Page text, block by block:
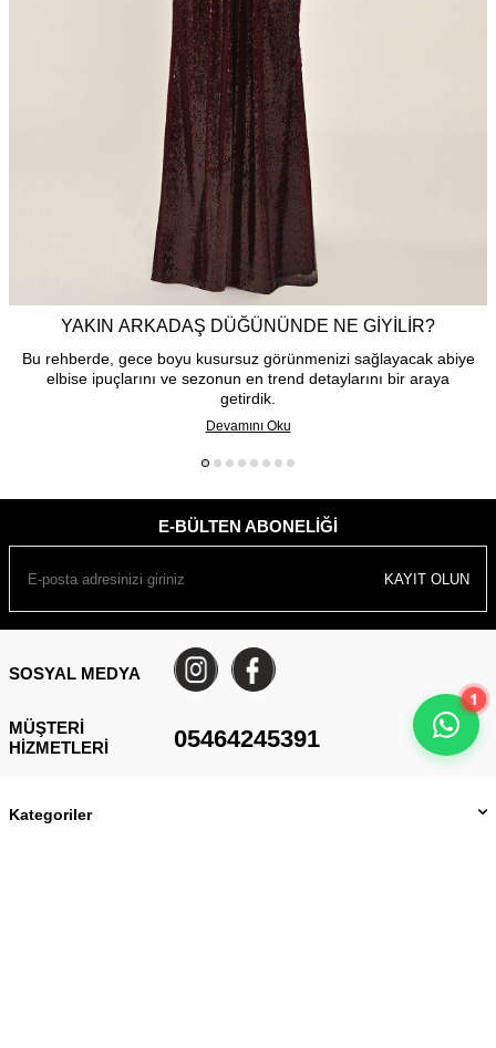
1
YAKIN ARKADAŞ DÜĞÜNÜNDE NE GIYILIR?
Bu rehberde, gece boyu kusursuz görünmenizi sağlayacak abiye
elbise ipuçlarını ve sezonun en trend detaylarını bir araya
getirdik.
Devamını Oku
E-BÜLTEN ABONELIĞI
KAYIT OLUN
SOSYAL MEDYA
MÜŞTERI
HIZMETLERI
05464245391
Kategoriler